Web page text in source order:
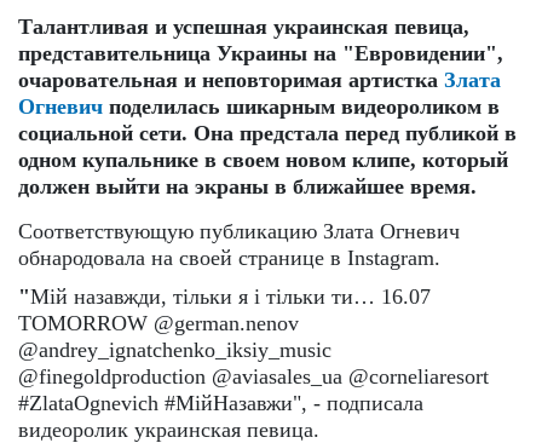
Талантливая и успешная украинская певица,
представительница Украины на "Евровидении",
очаровательная и неповторимая артистка Злата
Огневич поделилась шикарным видеороликом в
социальной сети. Она предстала перед публикой в
одном купальнике в своем новом клипе, который
должен выйти на экраны в ближайшее время.
Соответствующую публикацию Злата Огневич
обнародовала на своей странице в Instagram.
"Мій назавжди, тільки я і тільки ти… 16.07
TOMORROW @german.nenov
@andrey_ignatchenko_iksiy_music
@finegoldproduction @aviasales_ua @corneliaresort
#ZlataOgnevich #МійНазавжи", - подписала
видеоролик украинская певица.